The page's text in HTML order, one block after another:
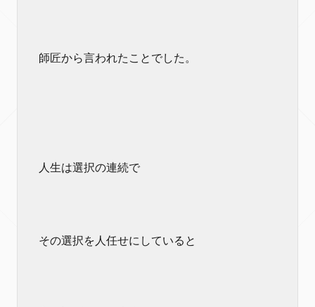
師匠から言われたことでした。
人生は選択の連続で
その選択を人任せにしていると